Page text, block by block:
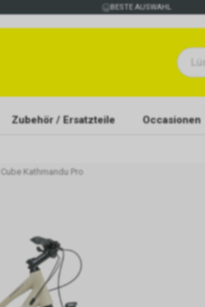
BESTE AUSWAHL
Zubehör / Ersatzteile Occasionen
Cube Kathmandu Pro